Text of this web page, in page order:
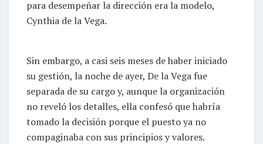
para desempeñar la dirección era la modelo,
Cynthia de la Vega.
Sin embargo, a casi seis meses de haber iniciado
su gestión, la noche de ayer, De la Vega fue
separada de su cargo y, aunque la organización
no reveló los detalles, ella confesó que habría
tomado la decisión porque el puesto ya no
compaginaba con sus principios y valores.